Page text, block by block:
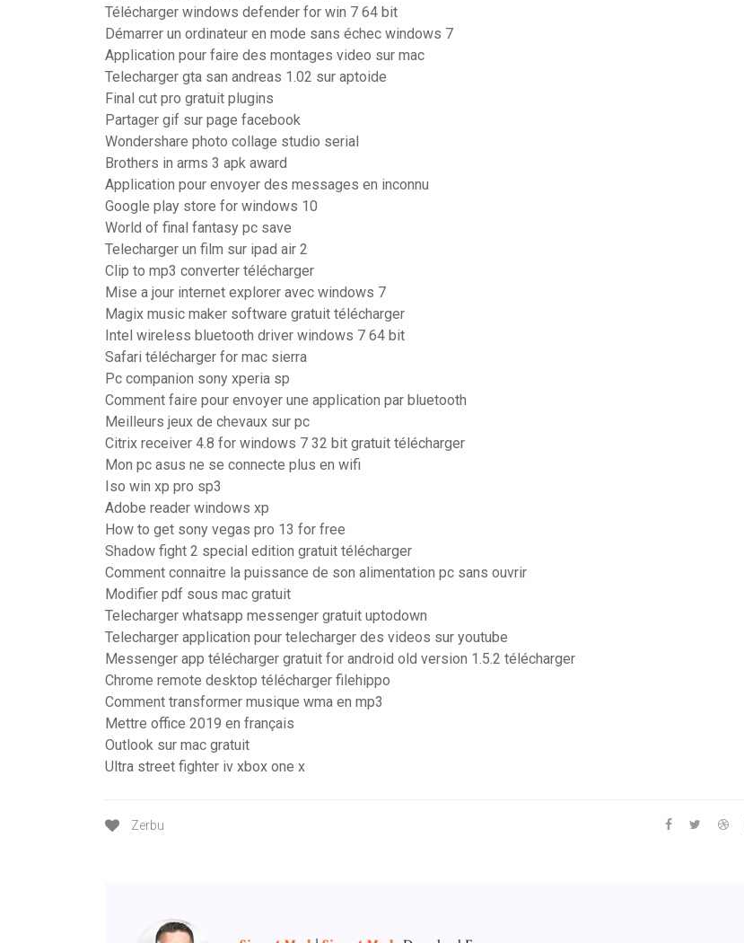
Télécharger windows defender for win 7 64 bit
Démarrer un ordinateur en mode sans échec windows 7
Application pour faire des montages video sur mac
Telecharger gta san andreas 1.02 sur aptoide
Final cut pro gratuit plugins
Partager gif sur page facebook
Wondershare photo collage studio serial
Brothers in arms 3 apk award
Application pour envoyer des messages en inconnu
Google play store for windows 10
World of final fantasy pc save
Telecharger un film sur ipad air 2
Clip to mp3 converter télécharger
Mise a jour internet explorer avec windows 7
Magix music maker software gratuit télécharger
Intel wireless bluetooth driver windows 7 64 bit
Safari télécharger for mac sierra
Pc companion sony xperia sp
Comment faire pour envoyer une application par bluetooth
Meilleurs jeux de chevaux sur pc
Citrix receiver 4.8 for windows 7 32 bit gratuit télécharger
Mon pc asus ne se connecte plus en wifi
Iso win xp pro sp3
Adobe reader windows xp
How to get sony vegas pro 13 for free
Shadow fight 2 special edition gratuit télécharger
Comment connaitre la puissance de son alimentation pc sans ouvrir
Modifier pdf sous mac gratuit
Telecharger whatsapp messenger gratuit uptodown
Telecharger application pour telecharger des videos sur youtube
Messenger app télécharger gratuit for android old version 1.5.2 télécharger
Chrome remote desktop télécharger filehippo
Comment transformer musique wma en mp3
Mettre office 2019 en français
Outlook sur mac gratuit
Ultra street fighter iv xbox one x
Zerbu